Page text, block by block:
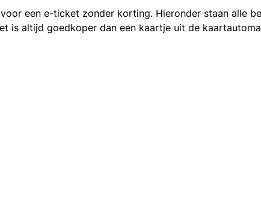
voor een e-ticket zonder korting. Hieronder staan alle
is altijd goedkoper dan een kaartje uit de